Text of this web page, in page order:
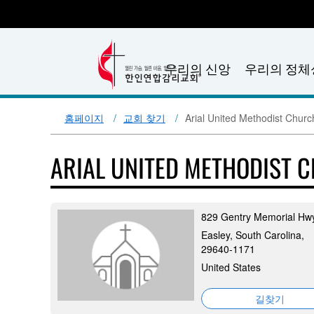
우리의 신앙 우리의 정체
홈페이지 교회 찾기 Arial United Methodist
ARIAL UNITED METHODIST
829 Gentry Memorial
Easley, South Carolina,
29640-1171
United States
길찾기